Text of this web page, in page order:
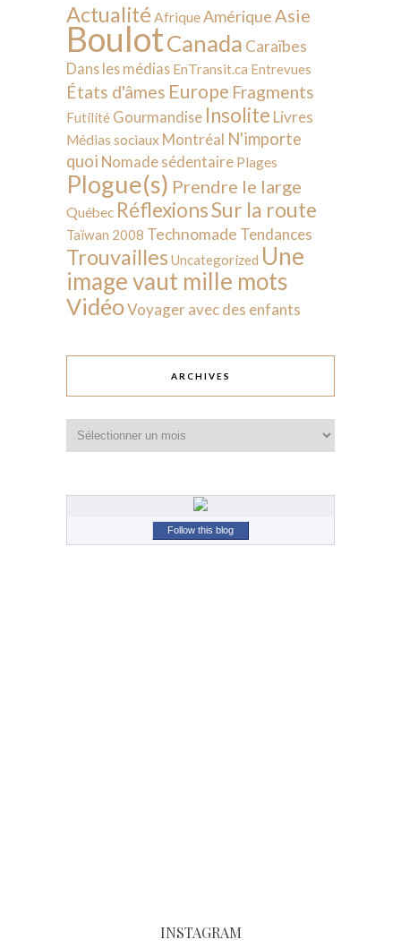
Actualité AfriqueAmérique Asie
BoulotCanada Caraïbes
Dans les médias EnTransit.ca Entrevues
États d'âmes Europe Fragments
Futilité Gourmandise Insolite Livres
Médias sociaux Montréal N'importe
quoi Nomade sédentaire Plages
Plogue(s) Prendre le large
Québec RéflexionsSur la route
Taïwan 2008 Technomade Tendances
Trouvailles Uncategorized Une
image vaut mille mots
VidéoVoyager avec des enfants
ARCHIVES
Follow this blog
INSTAGRAM